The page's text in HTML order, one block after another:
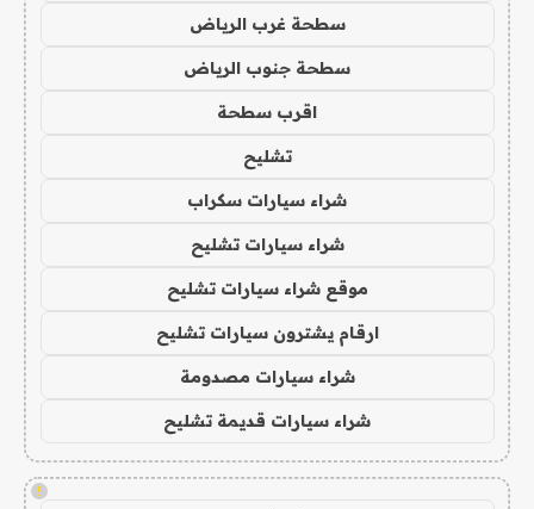
سطحة غرب الرياض
سطحة جنوب الرياض
اقرب سطحة
تشليح
شراء سيارات سكراب
شراء سيارات تشليح
موقع شراء سيارات تشليح
ارقام يشترون سيارات تشليح
شراء سيارات مصدومة
شراء سيارات قديمة تشليح
!